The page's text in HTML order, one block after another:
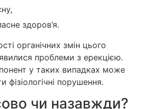
здоров’я.
органічних змін цього
проблеми з ерекцією.
у таких випадках може
фізіологічні порушення.
чи назавжди?